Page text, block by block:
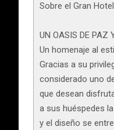
Sobre el Gran
UN OASIS DE PAZ
Un homenaje al
Gracias a su
considerado uno
que desean
a sus huéspedes
y el diseño se